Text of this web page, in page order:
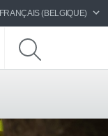
FRANÇAIS (BELGIQUE)